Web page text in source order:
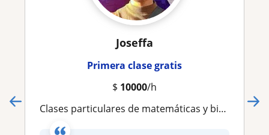
Joseffa
Primera clase gratis
$ 10000/h
Clases particulares de matemáticas y biología